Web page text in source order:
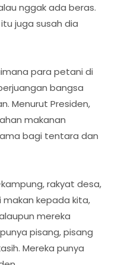
nggak ada beras.
juga susah dia
para petani di
bangsa
Menurut Presiden,
makanan
bagi tentara dan
rakyat desa,
makan kepada kita,
mereka
pisang, pisang
Mereka punya